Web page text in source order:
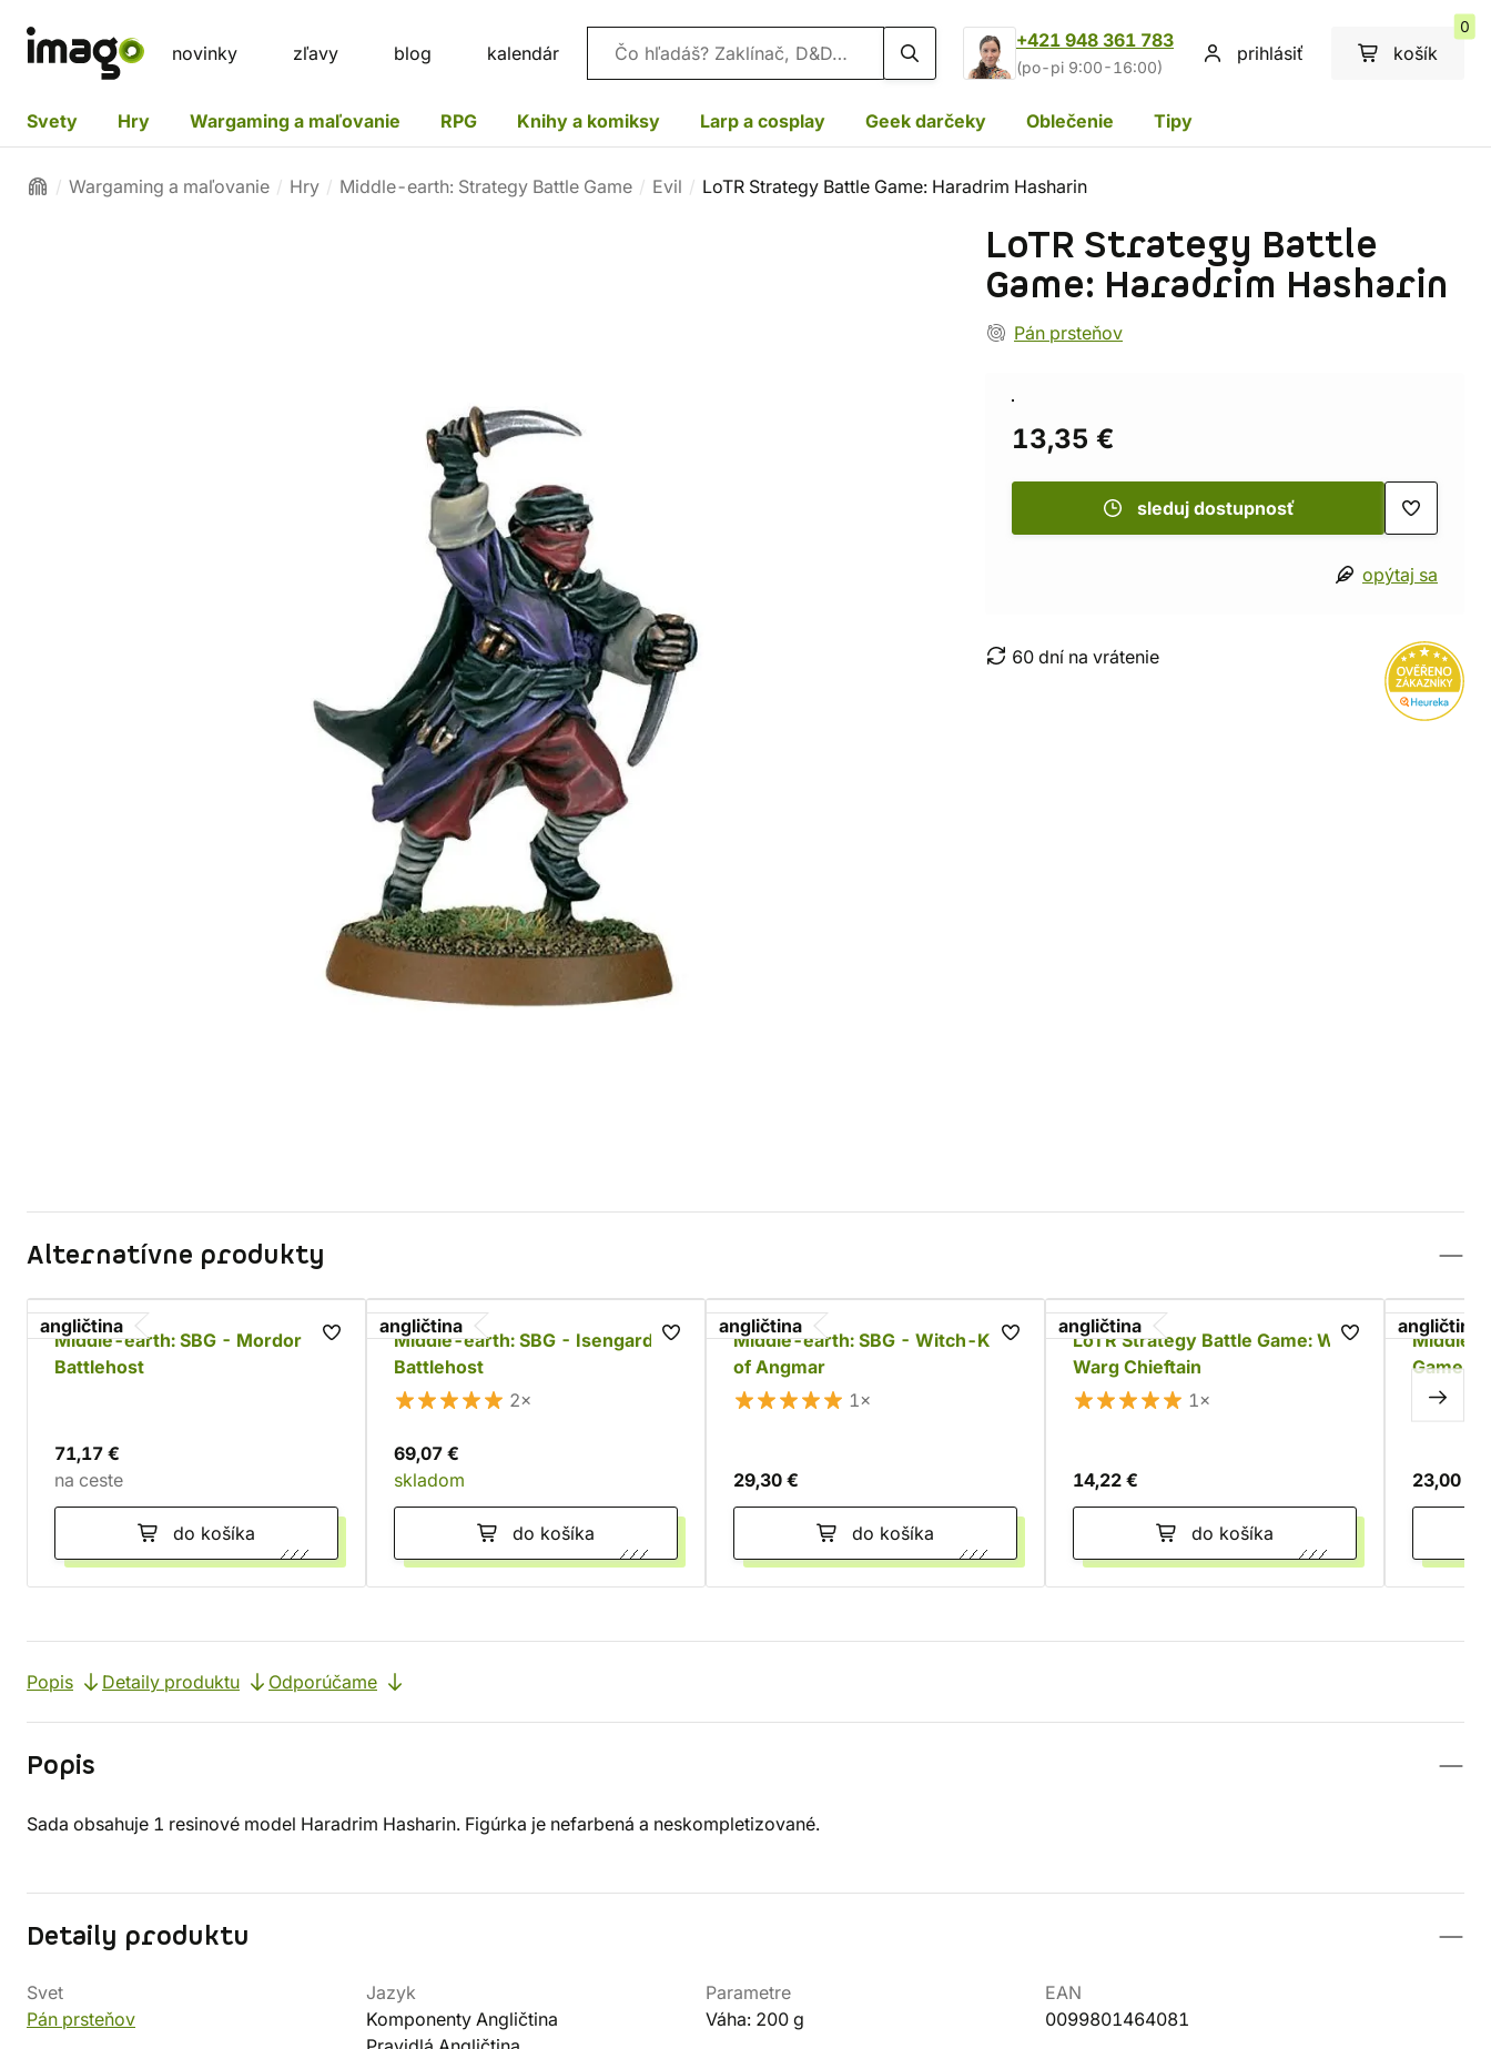
novinky zľavy blog kalendár Vyhľadávanie
+421 948 361 783
(po-pi 9:00-16:00)
prihlásiť košík
0
Svety Hry Wargaming a maľovanie RPG Knihy a komiksy Larp a cosplay Geek darčeky Oblečenie Tipy
Wargaming a maľovanie Hry Middle-earth: Strategy Battle Game Evil LoTR Strategy Battle Game: Haradrim Hasharin
LoTR Strategy Battle
Game: Haradrim Hasharin
Pán prsteňov
13,35 €
sleduj dostupnosť
opýtaj sa
60 dní na vrátenie
Alternatívne produkty
angličtina
Middle-earth: SBG - Mordor
Battlehost
71,17 €
na ceste
do košíka
angličtina
Middle-earth: SBG - Isengard
Battlehost
2×
69,07 €
skladom
do košíka
angličtina
Middle-earth: SBG - Witch-King
of Angmar
1×
29,30 €
do košíka
angličtina
LoTR Strategy Battle Game: Wild
Warg Chieftain
1×
14,22 €
do košíka
angličtina
Middle-
Game -
23,00 €
Popis Detaily produktu Odporúčame
Popis
Sada obsahuje 1 resinové model Haradrim Hasharin. Figúrka je nefarbená a neskompletizované.
Detaily produktu
Svet
Pán prsteňov
Jazyk
Komponenty Angličtina
Parametre
Váha: 200 g
EAN
0099801464081